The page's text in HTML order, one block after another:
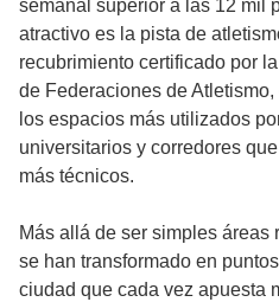
semanal superior a las 12 mil
atractivo es la pista de
recubrimiento certificado por
de Federaciones de
los espacios más utilizados
universitarios y corredores
más técnicos.
Más allá de ser simples áreas
se han transformado en
ciudad que cada vez apuesta